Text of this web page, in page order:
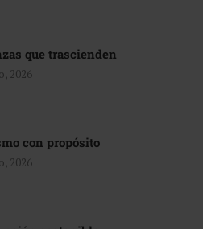
que trascienden
2026
con propósito
2026